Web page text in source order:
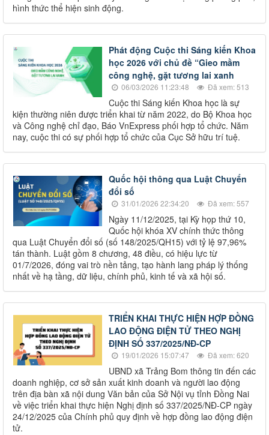
hình thức thể hiện sinh động.
Phát động Cuộc thi Sáng kiến Khoa
học 2026 với chủ đề “Gieo mầm
công nghệ, gặt tương lai xanh
06/03/2026 11:23:48 Đã xem: 513
Cuộc thi Sáng kiến Khoa học là sự
kiện thường niên được triển khai từ năm 2022, do Bộ Khoa học
và Công nghệ chỉ đạo, Báo VnExpress phối hợp tổ chức. Năm
nay, cuộc thi có sự phối hợp tổ chức của Cục Sở hữu trí tuệ.
Quốc hội thông qua Luật Chuyển
đổi số
31/01/2026 22:34:20 Đã xem: 557
Ngày 11/12/2025, tại Kỳ họp thứ 10,
Quốc hội khóa XV chính thức thông
qua Luật Chuyển đổi số (số 148/2025/QH15) với tỷ lệ 97,96%
tán thành. Luật gồm 8 chương, 48 điều, có hiệu lực từ
01/7/2026, đóng vai trò nền tảng, tạo hành lang pháp lý thống
nhất về hạ tầng, dữ liệu, chính phủ, kinh tế và xã hội số.
TRIỂN KHAI THỰC HIỆN HỢP ĐỒNG
LAO ĐỘNG ĐIỆN TỬ THEO NGHỊ
ĐỊNH SỐ 337/2025/NĐ-CP
19/01/2026 15:07:47 Đã xem: 620
UBND xã Trảng Bom thông tin đến các
doanh nghiệp, cơ sở sản xuất kinh doanh và người lao động
trên địa bàn xã nội dung Văn bản của Sở Nội vụ tỉnh Đồng Nai
về việc triển khai thực hiện Nghị định số 337/2025/NĐ-CP ngày
24/12/2025 của Chính phủ quy định về hợp đồng lao động điện
tử.